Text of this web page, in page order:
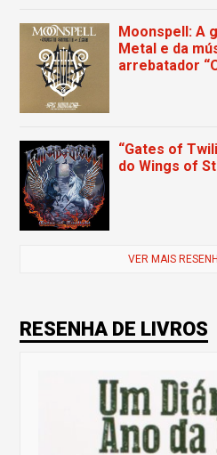
Moonspell: A
Metal e da
arrebatador
“Gates of
do Wings of
VER MAIS
RESENHA DE LIVROS